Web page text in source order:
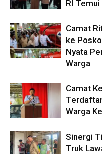
RI
Camat
ke
Nyata
Warga
Camat
Warga
Sinergi
Truk